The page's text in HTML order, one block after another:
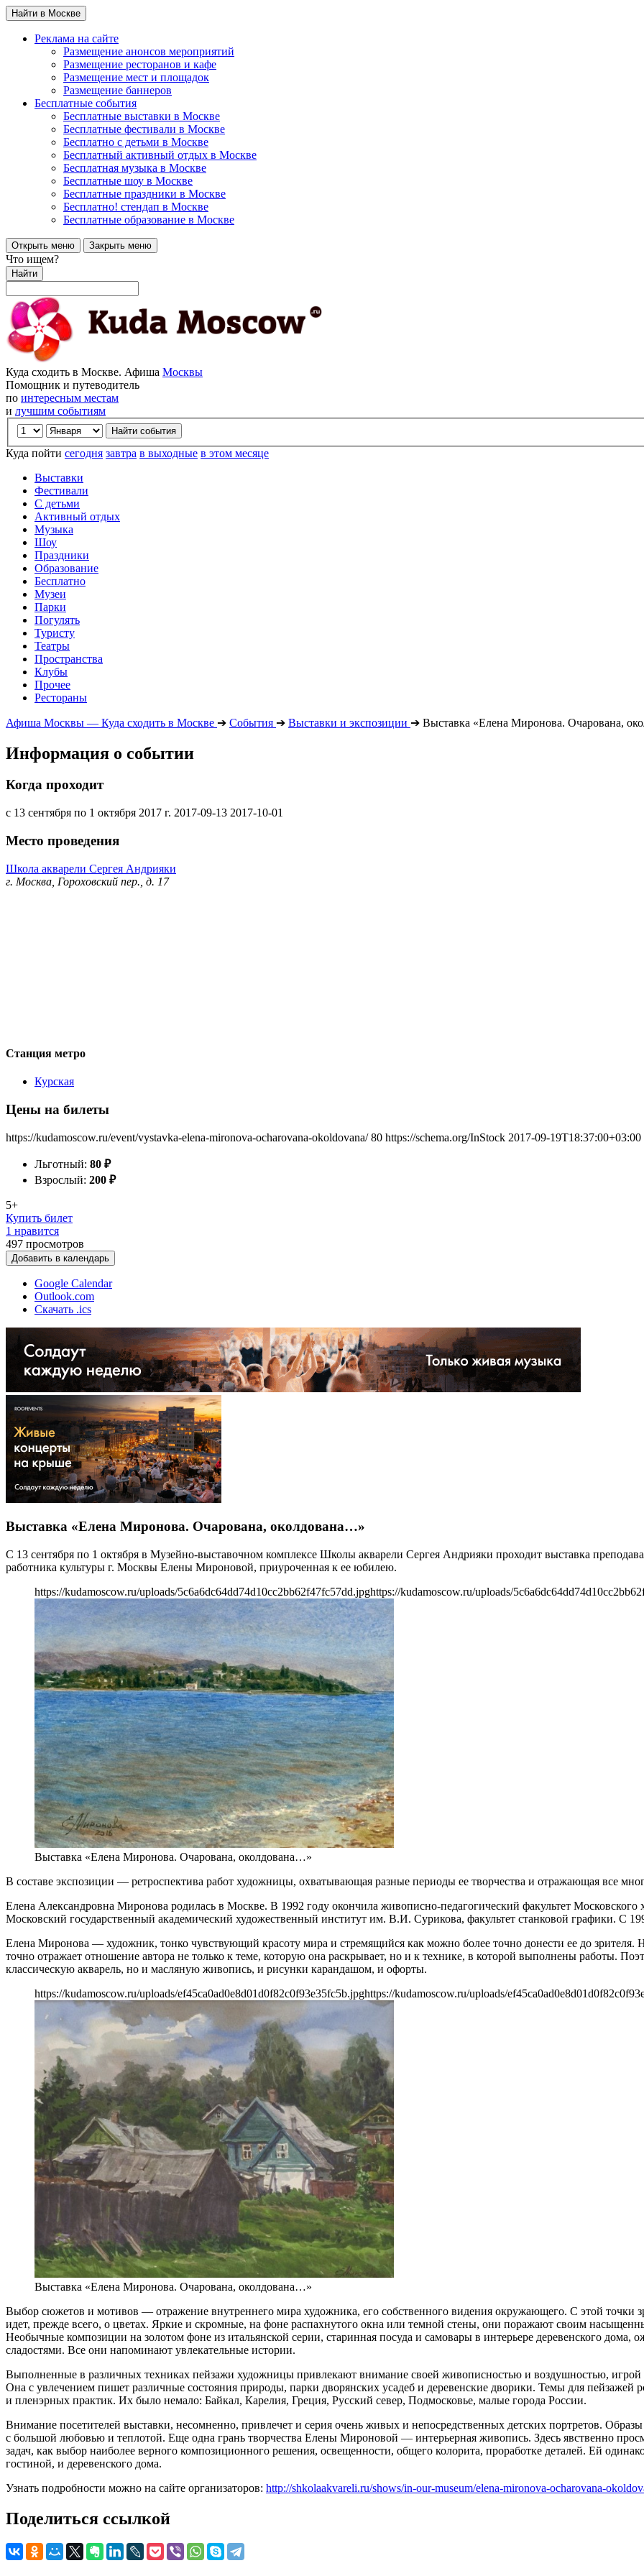
Найти в Москве
Реклама на сайте
Размещение анонсов мероприятий
Размещение ресторанов и кафе
Размещение мест и площадок
Размещение баннеров
Бесплатные события
Бесплатные выставки в Москве
Бесплатные фестивали в Москве
Бесплатно с детьми в Москве
Бесплатный активный отдых в Москве
Бесплатная музыка в Москве
Бесплатные шоу в Москве
Бесплатные праздники в Москве
Бесплатно! стендап в Москве
Бесплатные образование в Москве
Открыть меню Закрыть меню
Что ищем?
Найти
Куда сходить в Москве. Афиша Москвы
Помощник и путеводитель
по интересным местам
и лучшим событиям
Куда пойти сегодня завтра в выходные в этом месяце
Выставки
Фестивали
С детьми
Активный отдых
Музыка
Шоу
Праздники
Образование
Бесплатно
Музеи
Парки
Погулять
Туристу
Театры
Пространства
Клубы
Прочее
Рестораны
Афиша Москвы — Куда сходить в Москве ➔ События ➔ Выставки и экспозиции ➔ Выставка «Елена Миронова. Очарована,
Информация о событии
Когда проходит
с 13 сентября по 1 октября 2017 г. 2017-09-13 2017-10-01
Место проведения
Школа акварели Сергея Андрияки
г. Москва, Гороховский пер., д. 17
Станция метро
Курская
Цены на билеты
https://kudamoscow.ru/event/vystavka-elena-mironova-ocharovana-okoldovana/ 80 https://schema.org/InStock 2017-09-19T18:37:00+03:00
Льготный: 80 ₽
Взрослый: 200 ₽
5+
Купить билет
1 нравится
497 просмотров
Добавить в календарь
Google Calendar
Outlook.com
Скачать .ics
Выставка «Елена Миронова. Очарована, околдована…»
С 13 сентября по 1 октября в Музейно-выставочном комплексе Школы акварели Сергея Андрияки проходит выставка
работника культуры г. Москвы Елены Мироновой, приуроченная к ее юбилею.
https://kudamoscow.ru/uploads/5c6a6dc64dd74d10cc2bb62f47fc57dd.jpghttps://kudamoscow.ru/uploads/
Выставка «Елена Миронова. Очарована, околдована…»
В составе экспозиции — ретроспектива работ художницы, охватывающая разные периоды ее творчества и отражающая все
Елена Александровна Миронова родилась в Москве. В 1992 году окончила живописно-педагогический факультет
Московский государственный академический художественный институт им. В.И. Сурикова, факультет станковой графики. С
Елена Миронова — художник, тонко чувствующий красоту мира и стремящийся как можно более точно донести ее до зрителя.
точно отражает отношение автора не только к теме, которую она раскрывает, но и к технике, в которой выполнены работы.
классическую акварель, но и масляную живопись, и рисунки карандашом, и офорты.
https://kudamoscow.ru/uploads/ef45ca0ad0e8d01d0f82c0f93e35fc5b.jpghttps://kudamoscow.ru/uploads/
Выставка «Елена Миронова. Очарована, околдована…»
Выбор сюжетов и мотивов — отражение внутреннего мира художника, его собственного видения окружающего. С этой
идет, прежде всего, о цветах. Яркие и скромные, на фоне распахнутого окна или темной стены, они поражают своим
Необычные композиции на золотом фоне из итальянской серии, старинная посуда и самовары в интерьере деревенского
сладостями. Все они напоминают увлекательные истории.
Выполненные в различных техниках пейзажи художницы привлекают внимание своей живописностью и воздушностью,
Она с увлечением пишет различные состояния природы, парки дворянских усадеб и деревенские дворики. Темы для пейзажей
и пленэрных практик. Их было немало: Байкал, Карелия, Греция, Русский север, Подмосковье, малые города России.
Внимание посетителей выставки, несомненно, привлечет и серия очень живых и непосредственных детских портретов.
с большой любовью и теплотой. Еще одна грань творчества Елены Мироновой — интерьерная живопись. Здесь явственно
задач, как выбор наиболее верного композиционного решения, освещенности, общего колорита, проработке деталей. Ей
гостиной, и деревенского дома.
Узнать подробности можно на сайте организаторов: http://shkolaakvareli.ru/shows/in-our-museum/elena-mironova-ocharovana-
Поделиться ссылкой